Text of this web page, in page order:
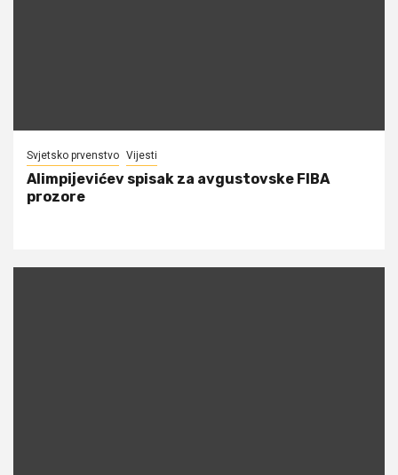
Svjetsko prvenstvo Vijesti
Alimpijevićev spisak za avgustovske FIBA
prozore